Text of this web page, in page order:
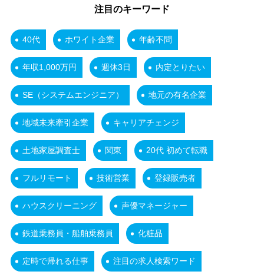
注目のキーワード
40代 ホワイト企業 年齢不問
年収1,000万円 週休3日 内定とりたい
SE（システムエンジニア） 地元の有名企業
地域未来牽引企業 キャリアチェンジ
土地家屋調査士 関東 20代 初めて転職
フルリモート 技術営業 登録販売者
ハウスクリーニング 声優マネージャー
鉄道乗務員・船舶乗務員 化粧品
定時で帰れる仕事 注目の求人検索ワード